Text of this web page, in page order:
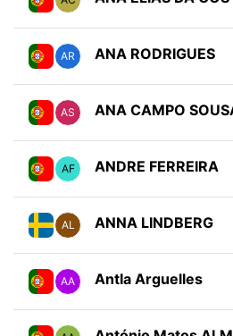
AR ANA RODRIGUES
AS ANA CAMPO
AF ANDRE FERREIRA
AL ANNA LINDBERG
AA AntIa Arguelles